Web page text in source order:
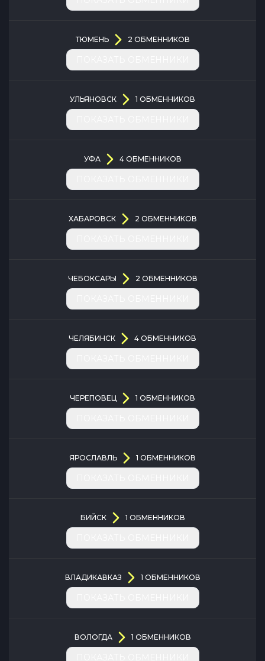
ТЮМЕНЬ 2 ОБМЕННИКОВ
УЛЬЯНОВСК 1 ОБМЕННИКОВ
УФА 4ОБМЕННИКОВ
ХАБАРОВСК 2 ОБМЕННИКОВ
ЧЕБОКСАРЫ 2 ОБМЕННИКОВ
ЧЕЛЯБИНСК 4 ОБМЕННИКОВ
ЧЕРЕПОВЕЦ 1 ОБМЕННИКОВ
ЯРОСЛАВЛЬ 1 ОБМЕННИКОВ
БИЙСК 1 ОБМЕННИКОВ
ВЛАДИКАВКАЗ 1 ОБМЕННИКОВ
ВОЛОГДА 1 ОБМЕННИКОВ